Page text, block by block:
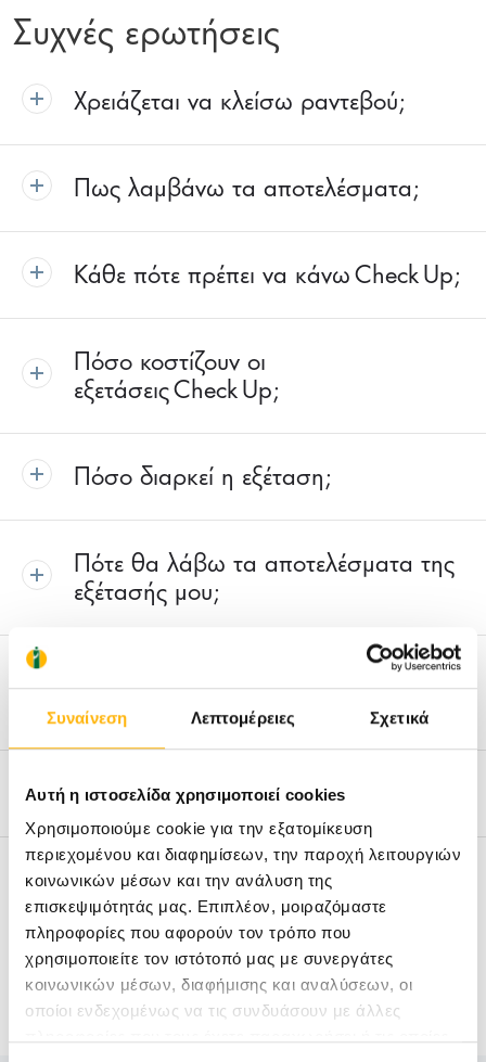
Συναίνεση Λεπτομέρειες Σχετικά
Αυτή η ιστοσελίδα χρησιμοποιεί cookies
Χρησιμοποιούμε cookie για την εξατομίκευση
περιεχομένου και διαφημίσεων, την παροχή λειτουργιών
κοινωνικών μέσων και την ανάλυση της
επισκεψιμότητάς μας. Επιπλέον, μοιραζόμαστε
πληροφορίες που αφορούν τον τρόπο που
χρησιμοποιείτε τον ιστότοπό μας με συνεργάτες
κοινωνικών μέσων, διαφήμισης και αναλύσεων, οι
οποίοι ενδεχομένως να τις συνδυάσουν με άλλες
Συχνές ερωτήσεις
Χρειάζεται να κλείσω ραντεβού;
Πως λαμβάνω τα αποτελέσματα;
Κάθε πότε πρέπει να κάνω Check Up;
Πόσο κοστίζουν οι
εξετάσεις Check Up;
Πόσο διαρκεί η εξέταση;
Πότε θα λάβω τα αποτελέσματα της
εξέτασής μου;
Τι προετοιμασία χρειάζεται πριν τον
Προληπτικό Έλεγχο;
Ποιο πακέτο Check-Up να επιλέξω;
Τι χρειάζεται να έχω μαζί μου;
Πληροφορίες